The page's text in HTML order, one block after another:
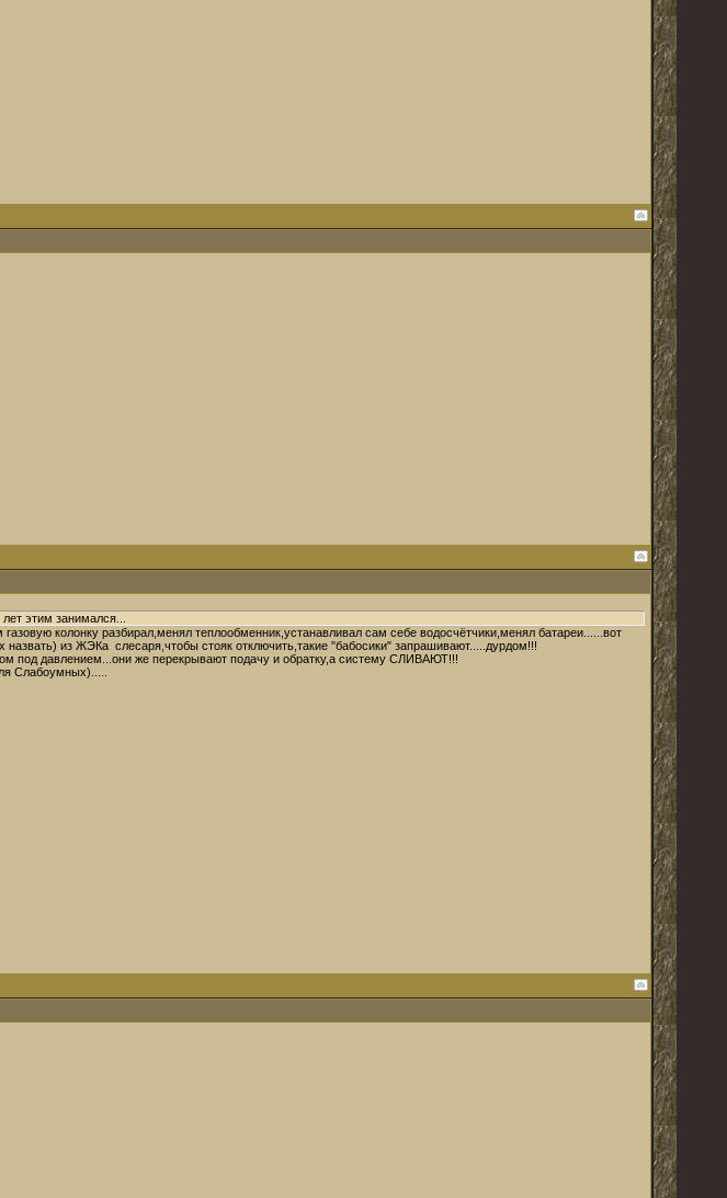
этим занимался...
колонку разбирал,менял теплообменник,устанавливал сам себе водосчётчики,менял батареи......вот
назвать) из ЖЭКа слесаря,чтобы стояк отключить,такие "бабосики" запрашивают.....дурдом!!!
под давлением...они же перекрывают подачу и обратку,а систему СЛИВАЮТ!!!
Слабоумных).....